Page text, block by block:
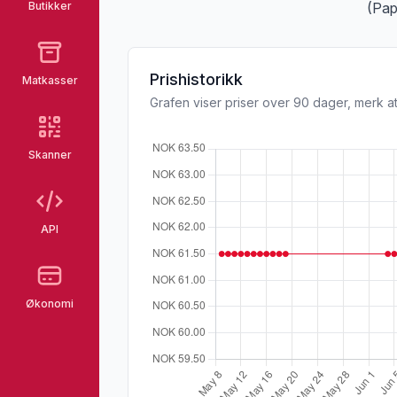
Butikker
Matkasser
Skanner
API
Økonomi
Prishistorikk
Grafen viser priser over 90 dager, merk